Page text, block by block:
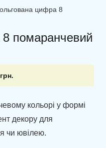
цифра 8
помаранчевий
грн.
кольорі у формі
декору для
чи ювілею.